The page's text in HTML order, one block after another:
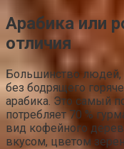
Арабика или
отличия
Большинство людей,
без бодрящего
арабика. Это самый
потребляет 70 %
вид кофейного
вкусом, цветом